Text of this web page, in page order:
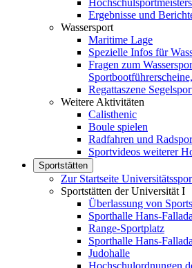
Ergebnisse und
Wassersport
Maritime Lage
Spezielle Infos für
Fragen zum
Regattaszene
Weitere Aktivitäten
Calisthenic
Boule spielen
Radfahren und
Sportvideos weiterer
Sportstätten
Zur Startseite
Sportstätten der Universität I
Überlassung von
Sporthalle Hans-
Range-Sportplatz
Sporthalle Hans-
Judohalle
Hochschulordnungen